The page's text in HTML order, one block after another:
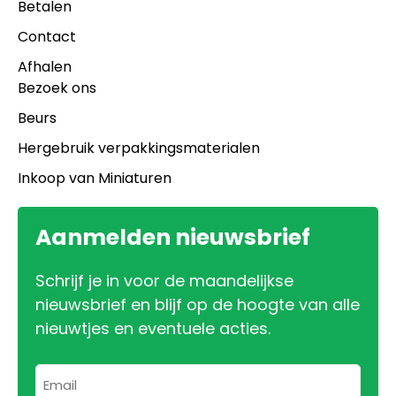
Betalen
Contact
Afhalen
Bezoek ons
Beurs
Hergebruik verpakkingsmaterialen
Inkoop van Miniaturen
Aanmelden nieuwsbrief
Schrijf je in voor de maandelijkse
nieuwsbrief en blijf op de hoogte van alle
nieuwtjes en eventuele acties.